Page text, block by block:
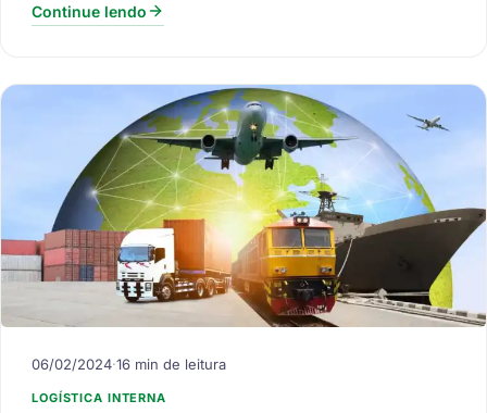
Continue lendo
06/02/2024·16 min de leitura
LOGÍSTICA INTERNA